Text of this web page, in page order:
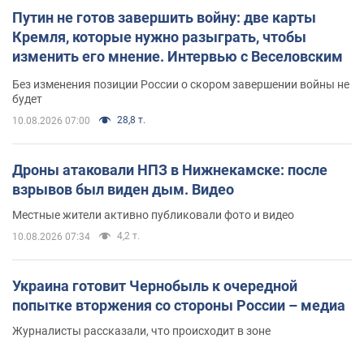
Путин не готов завершить войну: две карты
Кремля, которые нужно разыграть, чтобы
изменить его мнение. Интервью с Веселовским
Без изменения позиции России о скором завершении войны не
будет
10.08.2026 07:00 28,8 т.
Дроны атаковали НПЗ в Нижнекамске: после
взрывов был виден дым. Видео
Местные жители активно публиковали фото и видео
10.08.2026 07:34 4,2 т.
Украина готовит Чернобыль к очередной
попытке вторжения со стороны России – медиа
Журналисты рассказали, что происходит в зоне